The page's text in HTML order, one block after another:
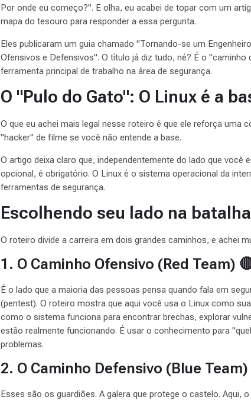
Por onde eu começo?". E olha, eu acabei de topar com um
mapa do tesouro para responder a essa pergunta.
Eles publicaram um guia chamado "Tornando-se um
Ofensivos e Defensivos". O título já diz tudo, né? É o
ferramenta principal de trabalho na área de segurança.
O "Pulo do Gato": O Linux é a
O que eu achei mais legal nesse roteiro é que ele reforça uma
"hacker" de filme se você não entende a base.
O artigo deixa claro que, independentemente do lado que
opcional, é obrigatório. O Linux é o sistema operacional da
ferramentas de segurança.
Escolhendo seu lado na
O roteiro divide a carreira em dois grandes caminhos, e achei
1. O Caminho Ofensivo (Red Team)
É o lado que a maioria das pessoas pensa quando fala em
(pentest). O roteiro mostra que aqui você usa o Linux como
como o sistema funciona para encontrar brechas, explorar
estão realmente funcionando. É usar o conhecimento para
problemas.
2. O Caminho Defensivo (Blue Team)
Esses são os guardiões. A galera que protege o castelo.